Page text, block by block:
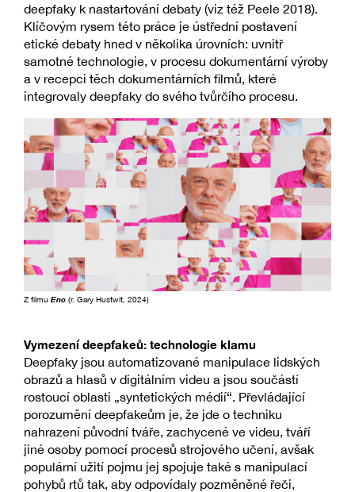
deepfaky k nastartování debaty (viz též Peele 2018).
Klíčovým rysem této práce je ústřední postavení
etické debaty hned v několika úrovních: uvnitř
samotné technologie, v procesu dokumentární výroby
a v recepci těch dokumentárních filmů, které
integrovaly deepfaky do svého tvůrčího procesu.
Z filmu Eno (r. Gary Hustwit, 2024)
Vymezení deepfakeů: technologie klamu
Deepfaky jsou automatizované manipulace lidských
obrazů a hlasů v digitálním videu a jsou součástí
rostoucí oblasti „syntetických médií“. Převládající
porozumění deepfakeům je, že jde o techniku
nahrazení původní tváře, zachycené ve videu, tváří
jiné osoby pomocí procesů strojového učení, avšak
populární užití pojmu jej spojuje také s manipulací
pohybů rtů tak, aby odpovídaly pozměněné řeči,